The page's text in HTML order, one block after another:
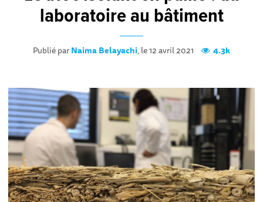
laboratoire au bâtiment
Publié parNaima Belayachi, le 12 avril 2021 4.3k